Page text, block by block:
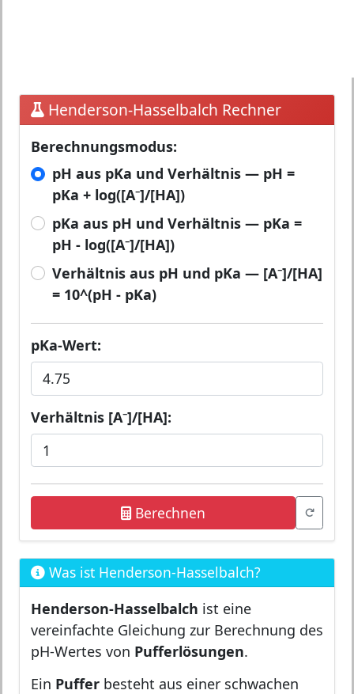
Henderson-Hasselbalch Rechner
Berechnungsmodus:
pH aus pKa und Verhältnis — pH =
pKa + log([A⁻]/[HA])
pKa aus pH und Verhältnis — pKa =
pH - log([A⁻]/[HA])
Verhältnis aus pH und pKa — [A⁻]/[HA]
= 10^(pH - pKa)
pKa-Wert:
Verhältnis [A⁻]/[HA]:
Berechnen
Was ist Henderson-Hasselbalch?
Henderson-Hasselbalch ist eine
vereinfachte Gleichung zur Berechnung des
pH-Wertes von Pufferlösungen.
Ein Puffer besteht aus einer schwachen